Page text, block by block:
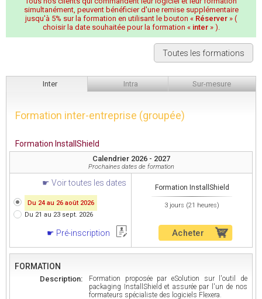
simultanément, peuvent bénéficier d'une remise supplémentaire
jusqu'à 5% sur la formation en utilisant le bouton « Réserver » (
choisir la date souhaitée pour la formation « inter» ).
Toutes les formations
Inter Intra Sur-mesure
Formation inter-entreprise (groupée)
Formation InstallShield
Calendrier 2026 - 2027
Prochaines dates de formation
Voir toutes les dates
Du 24 au 26 août 2026
Du 21 au 23 sept. 2026
Pré-inscription
Formation InstallShield
3 jours (21 heures)
Acheter
FORMATION
Description:
Formation proposée par eSolution sur l'outil de
packaging InstallShield et assurée par l'un de nos
formateurs spécialiste des logiciels Flexera.